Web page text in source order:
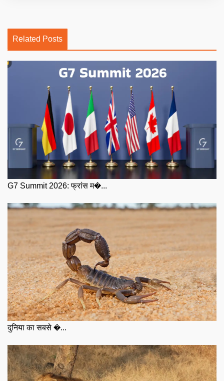
Related Posts
G7 Summit 2026: फ्रांस म�...
दुनिया का सबसे �...